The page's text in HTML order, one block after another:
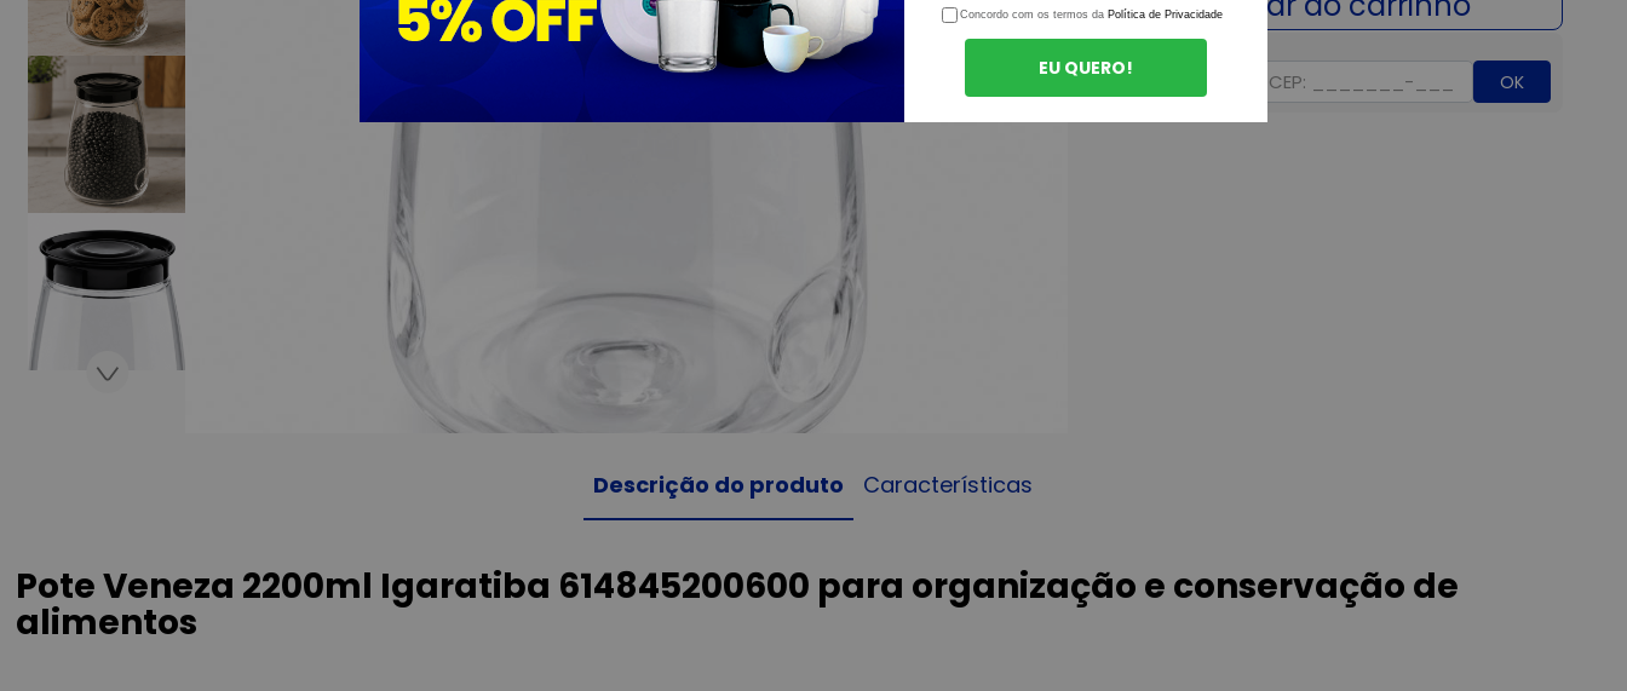
OK
Descrição do produto Características
Pote Veneza 2200ml Igaratiba 614845200600 para organização e conservação de
alimentos
Concordo com os termos da Política de Privacidade
EU QUERO!